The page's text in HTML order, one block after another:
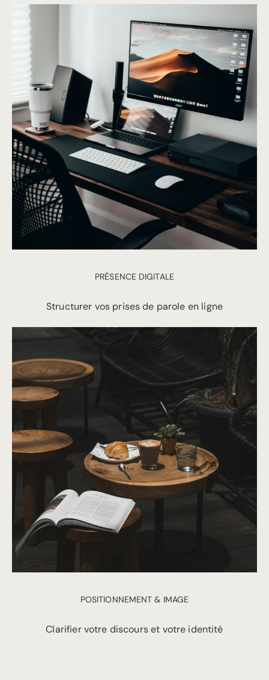
PRÉSENCE DIGITALE
Structurer vos prises de parole en ligne
POSITIONNEMENT & IMAGE
Clarifier votre discours et votre identité